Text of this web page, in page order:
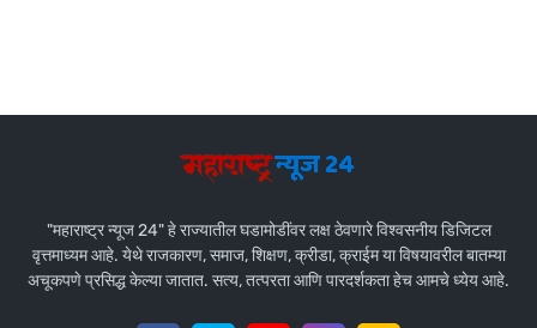
"महाराष्ट्र न्यूज 24" हे राज्यातील घडामोडींवर लक्ष ठेवणारे विश्वसनीय डिजिटल
वृत्तमाध्यम आहे. येथे राजकारण, समाज, शिक्षण, क्रीडा, क्राईम या विषयावरील बातम्या
अचूकपणे प्रसिद्ध केल्या जातात. सत्य, तत्परता आणि पारदर्शकता हेच आमचे ध्येय आहे.